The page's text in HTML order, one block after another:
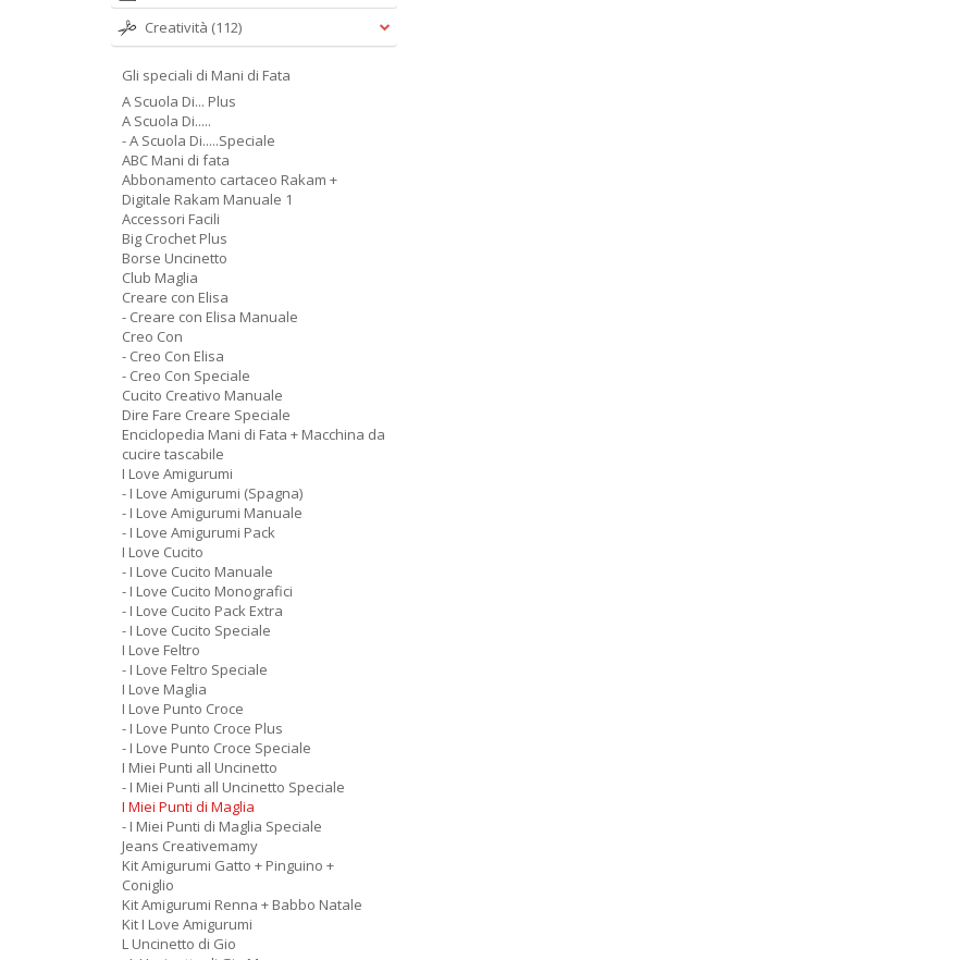
Creatività (112)
Gli speciali di Mani di Fata
A Scuola Di... Plus
A Scuola Di.....
- A Scuola Di.....Speciale
ABC Mani di fata
Abbonamento cartaceo Rakam +
Digitale Rakam Manuale 1
Accessori Facili
Big Crochet Plus
Borse Uncinetto
Club Maglia
Creare con Elisa
- Creare con Elisa Manuale
Creo Con
- Creo Con Elisa
- Creo Con Speciale
Cucito Creativo Manuale
Dire Fare Creare Speciale
Enciclopedia Mani di Fata + Macchina da
cucire tascabile
I Love Amigurumi
- I Love Amigurumi (Spagna)
- I Love Amigurumi Manuale
- I Love Amigurumi Pack
I Love Cucito
- I Love Cucito Manuale
- I Love Cucito Monografici
- I Love Cucito Pack Extra
- I Love Cucito Speciale
I Love Feltro
- I Love Feltro Speciale
I Love Maglia
I Love Punto Croce
- I Love Punto Croce Plus
- I Love Punto Croce Speciale
I Miei Punti all Uncinetto
- I Miei Punti all Uncinetto Speciale
I Miei Punti di Maglia
- I Miei Punti di Maglia Speciale
Jeans Creativemamy
Kit Amigurumi Gatto + Pinguino +
Coniglio
Kit Amigurumi Renna + Babbo Natale
Kit I Love Amigurumi
L Uncinetto di Gio